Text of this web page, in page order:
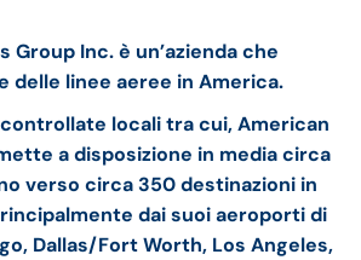
Group Inc. è un’azienda che
delle linee aeree in America.
locali tra cui, American
a disposizione in media circa
verso circa 350 destinazioni in
dai suoi aeroporti di
Dallas/Fort Worth, Los Angeles,